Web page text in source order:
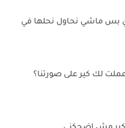
بس ماشي نحاول نحلها في
لك كير على صورتنا؟